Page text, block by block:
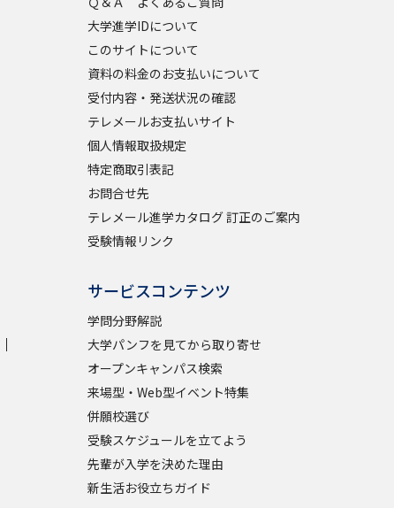
大学進学IDについて
このサイトについて
資料の料金のお支払いについて
受付内容・発送状況の確認
テレメールお支払いサイト
個人情報取扱規定
特定商取引表記
お問合せ先
テレメール進学カタログ 訂正のご案内
受験情報リンク
サービスコンテンツ
学問分野解説
大学パンフを見てから取り寄せ
オープンキャンパス検索
来場型・Web型イベント特集
併願校選び
受験スケジュールを立てよう
先輩が入学を決めた理由
新生活お役立ちガイド